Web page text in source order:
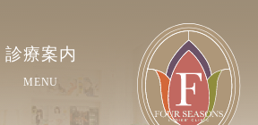
診療案内
MENU